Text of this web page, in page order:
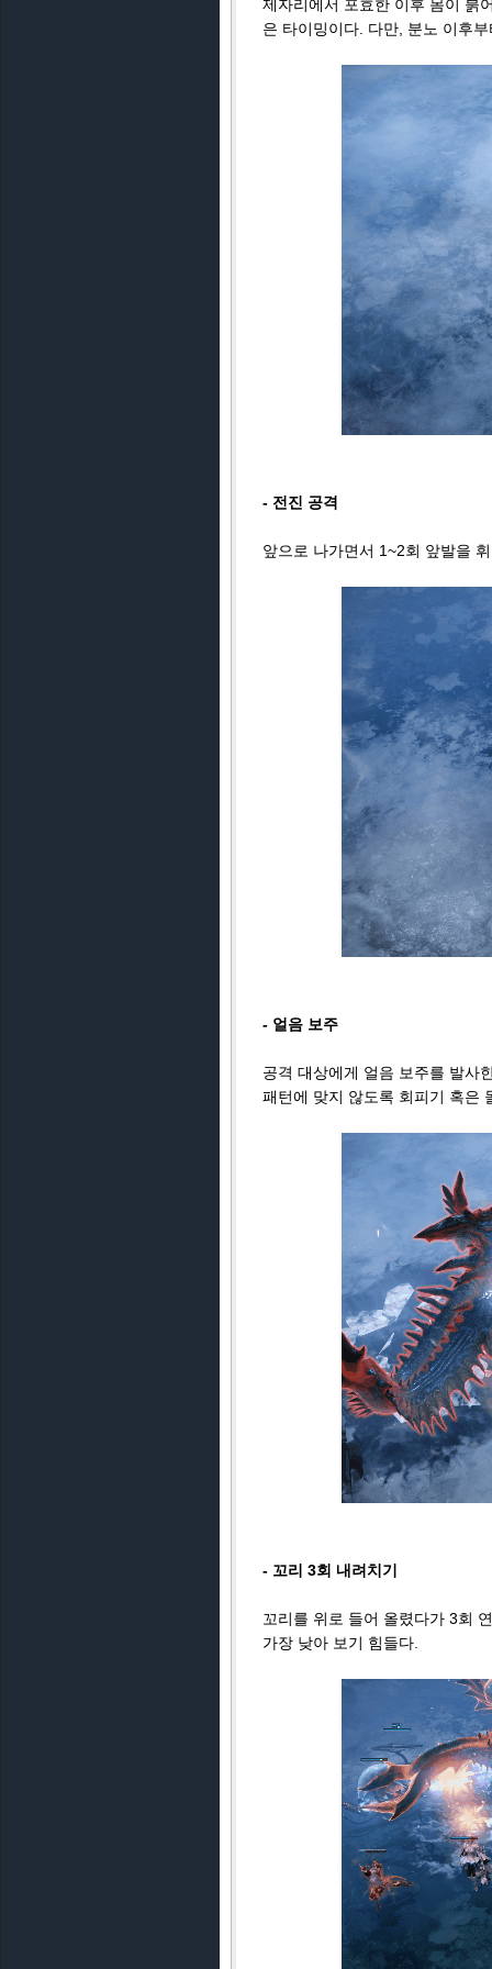
제자리에서 포효한 이후 몸이 붉
은 타이밍이다. 다만, 분노 이후
- 전진 공격
앞으로 나가면서 1~2회 앞발을
- 얼음 보주
공격 대상에게 얼음 보주를 발사
패턴에 맞지 않도록 회피기 혹은
- 꼬리 3회 내려치기
꼬리를 위로 들어 올렸다가 3회
가장 낮아 보기 힘들다.